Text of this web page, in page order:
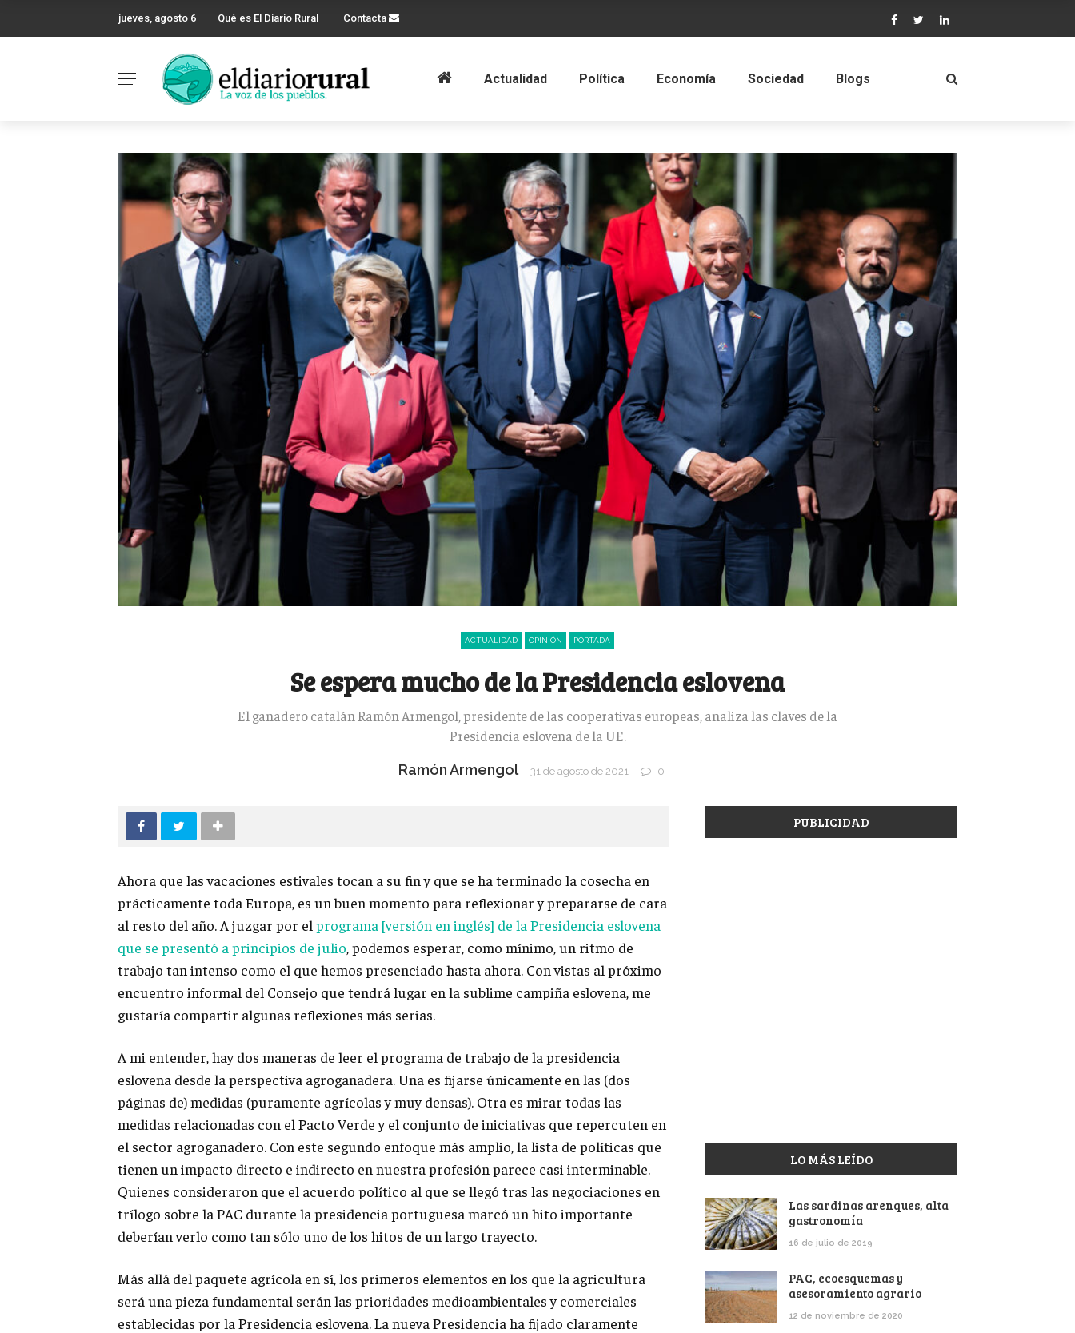
jueves, agosto 6 Qué es El Diario Rural Contacta
Actualidad Política Economía Sociedad Blogs
ACTUALIDAD OPINIÓN PORTADA
Se espera mucho de la Presidencia eslovena
El ganadero catalán Ramón Armengol, presidente de las cooperativas europeas, analiza las claves de la
Presidencia eslovena de la UE.
Ramón Armengol 31 de agosto de 2021 0
Ahora que las vacaciones estivales tocan a su fin y que se ha terminado la cosecha en
prácticamente toda Europa, es un buen momento para reflexionar y prepararse de cara
al resto del año. A juzgar por el programa [versión en inglés] de la Presidencia eslovena
que se presentó a principios de julio, podemos esperar, como mínimo, un ritmo de
trabajo tan intenso como el que hemos presenciado hasta ahora. Con vistas al próximo
encuentro informal del Consejo que tendrá lugar en la sublime campiña eslovena, me
gustaría compartir algunas reflexiones más serias.
A mi entender, hay dos maneras de leer el programa de trabajo de la presidencia
eslovena desde la perspectiva agroganadera. Una es fijarse únicamente en las (dos
páginas de) medidas (puramente agrícolas y muy densas). Otra es mirar todas las
medidas relacionadas con el Pacto Verde y el conjunto de iniciativas que repercuten en
el sector agroganadero. Con este segundo enfoque más amplio, la lista de políticas que
tienen un impacto directo e indirecto en nuestra profesión parece casi interminable.
Quienes consideraron que el acuerdo político al que se llegó tras las negociaciones en
trílogo sobre la PAC durante la presidencia portuguesa marcó un hito importante
deberían verlo como tan sólo uno de los hitos de un largo trayecto.
Más allá del paquete agrícola en sí, los primeros elementos en los que la agricultura
será una pieza fundamental serán las prioridades medioambientales y comerciales
establecidas por la Presidencia eslovena. La nueva Presidencia ha fijado claramente
PUBLICIDAD
LO MÁS LEÍDO
Las sardinas arenques, alta
gastronomía
16 de julio de 2019
PAC, ecoesquemas y
asesoramiento agrario
12 de noviembre de 2020